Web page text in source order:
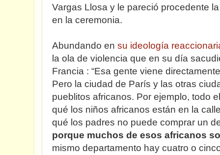
Vargas Llosa y le pareció procedente
en la ceremonia.
Abundando en su ideología
la ola de violencia que en su día
Francia : “Esa gente viene
Pero la ciudad de París y las otras
pueblitos africanos. Por ejemplo, todo
qué los niños africanos están en la
qué los padres no puede comprar un
porque muchos de esos africanos
mismo departamento hay cuatro o